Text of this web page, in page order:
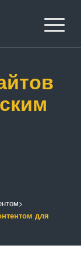
>
для